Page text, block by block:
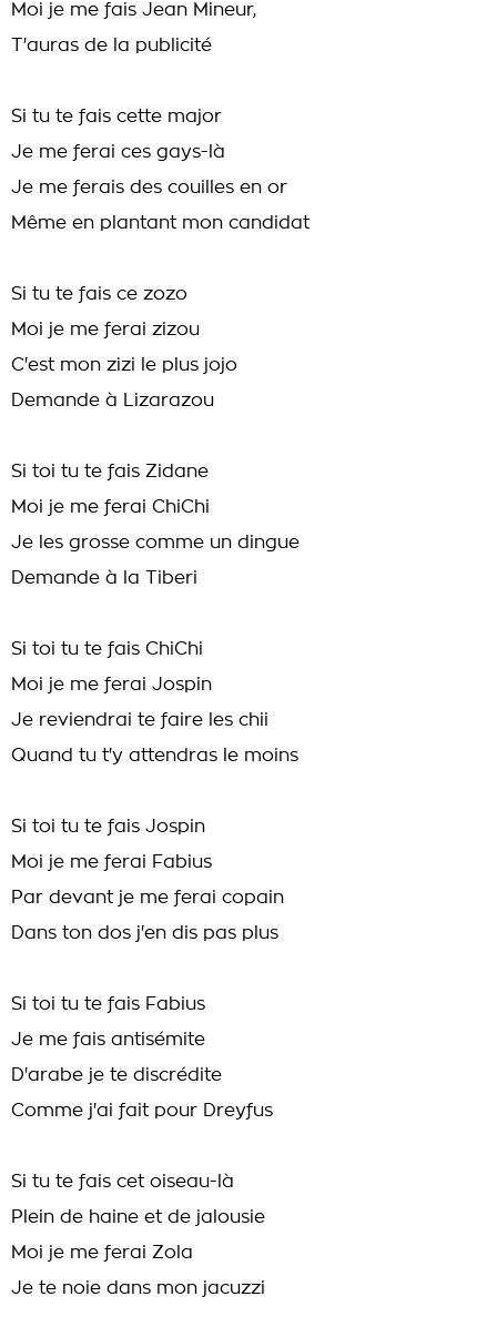
Moi je me fais Jean Mineur,
T'auras de la publicité
Si tu te fais cette major
Je me ferai ces gays-là
Je me ferais des couilles en or
Même en plantant mon candidat
Si tu te fais ce zozo
Moi je me ferai zizou
C'est mon zizi le plus jojo
Demande à Lizarazou
Si toi tu te fais Zidane
Moi je me ferai ChiChi
Je les grosse comme un dingue
Demande à la Tiberi
Si toi tu te fais ChiChi
Moi je me ferai Jospin
Je reviendrai te faire les chii
Quand tu t'y attendras le moins
Si toi tu te fais Jospin
Moi je me ferai Fabius
Par devant je me ferai copain
Dans ton dos j'en dis pas plus
Si toi tu te fais Fabius
Je me fais antisémite
D'arabe je te discrédite
Comme j'ai fait pour Dreyfus
Si tu te fais cet oiseau-là
Plein de haine et de jalousie
Moi je me ferai Zola
Je te noie dans mon jacuzzi